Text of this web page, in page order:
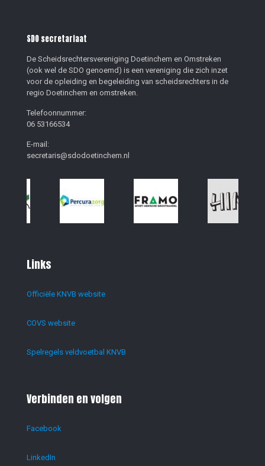
SDO secretariaat
De Scheidsrechtersvereniging Doetinchem en Omstreken
(ook wel de SDO genoemd) is een vereniging die zich inzet
voor de opleiding en begeleiding van scheidsrechters in de
regio Doetinchem en omstreken.
Telefoonnummer:
06 53166534
E-mail:
secretaris@sdodoetinchem.nl
Links
Officiële KNVB website
COVS website
Spelregels veldvoetbal KNVB
Verbinden en volgen
Facebook
LinkedIn